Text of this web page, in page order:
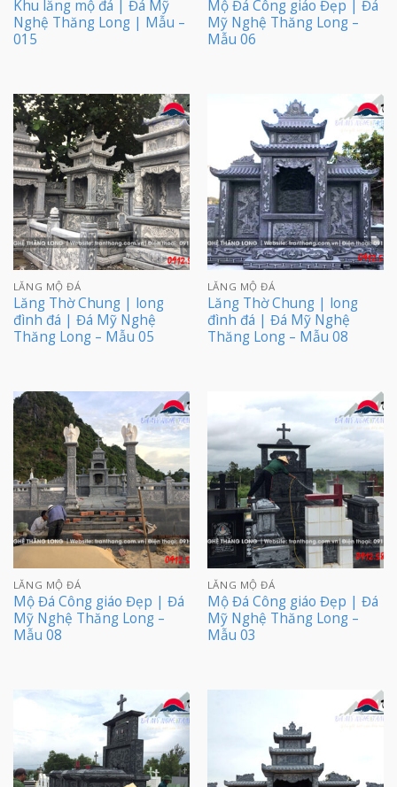
Khu lăng mộ đá | Đá Mỹ
Nghệ Thăng Long | Mẫu –
015
Mộ Đá Công giáo Đẹp | Đá
Mỹ Nghệ Thăng Long –
Mẫu 06
LĂNG MỘ ĐÁ
Lăng Thờ Chung | long
đình đá | Đá Mỹ Nghệ
Thăng Long – Mẫu 05
LĂNG MỘ ĐÁ
Lăng Thờ Chung | long
đình đá | Đá Mỹ Nghệ
Thăng Long – Mẫu 08
LĂNG MỘ ĐÁ
Mộ Đá Công giáo Đẹp | Đá
Mỹ Nghệ Thăng Long –
Mẫu 08
LĂNG MỘ ĐÁ
Mộ Đá Công giáo Đẹp | Đá
Mỹ Nghệ Thăng Long –
Mẫu 03